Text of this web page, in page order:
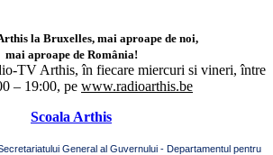
la Bruxelles, mai aproape de noi,
mai aproape de România!
TV Arthis, în fiecare miercuri si vineri, între
– 19:00, pe www.radioarthis.be
Scoala Arthis
General al Guvernului - Departamentul pentru